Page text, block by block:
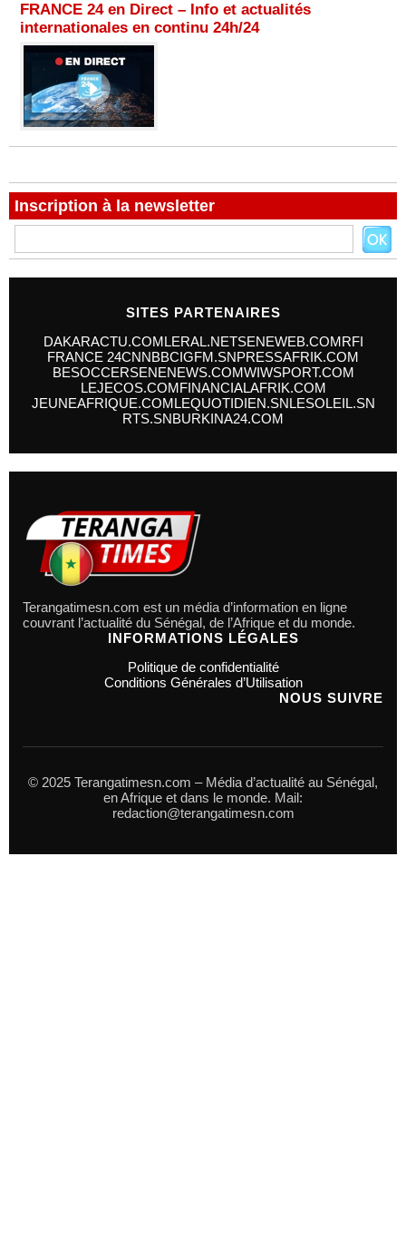
FRANCE 24 en Direct – Info et actualités
internationales en continu 24h/24
Inscription à la newsletter
SITES PARTENAIRES
DAKARACTU.COMLERAL.NETSENEWEB.COMRFI
FRANCE 24CNNBBCIGFM.SNPRESSAFRIK.COM
BESOCCERSENENEWS.COMWIWSPORT.COM
LEJECOS.COMFINANCIALAFRIK.COM
JEUNEAFRIQUE.COMLEQUOTIDIEN.SNLESOLEIL.SN
RTS.SNBURKINA24.COM
Terangatimesn.com est un média d’information en ligne
couvrant l’actualité du Sénégal, de l’Afrique et du monde.
INFORMATIONS LÉGALES
Politique de confidentialité
Conditions Générales d’Utilisation
NOUS SUIVRE
© 2025 Terangatimesn.com – Média d’actualité au Sénégal,
en Afrique et dans le monde. Mail:
redaction@terangatimesn.com